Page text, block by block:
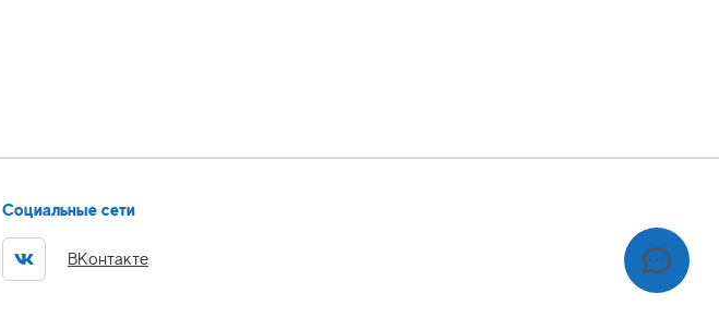
Социальные сети
ВКонтакте